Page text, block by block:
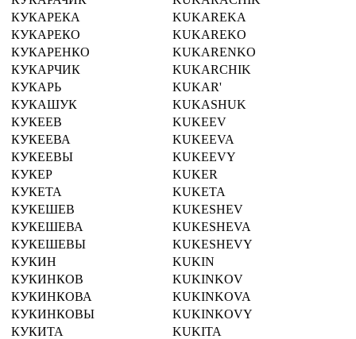
КУКАРЕКА
KUKAREKA
КУКАРЕКО
KUKAREKO
КУКАРЕНКО
KUKARENKO
КУКАРЧИК
KUKARCHIK
КУКАРЬ
KUKAR'
КУКАШУК
KUKASHUK
КУКЕЕВ
KUKEEV
КУКЕЕВА
KUKEEVA
КУКЕЕВЫ
KUKEEVY
КУКЕР
KUKER
КУКЕТА
KUKETA
КУКЕШЕВ
KUKESHEV
КУКЕШЕВА
KUKESHEVA
КУКЕШЕВЫ
KUKESHEVY
КУКИН
KUKIN
КУКИНКОВ
KUKINKOV
КУКИНКОВА
KUKINKOVA
КУКИНКОВЫ
KUKINKOVY
КУКИТА
KUKITA